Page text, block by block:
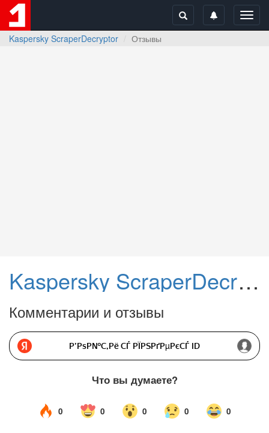
Kaspersky ScraperDecryptor
Отзывы
Kaspersky ScraperDecryptor
Комментарии и отзывы
Р’РѕР№С‚Рё СЃ РЇРЅРґРµРєСЃ ID